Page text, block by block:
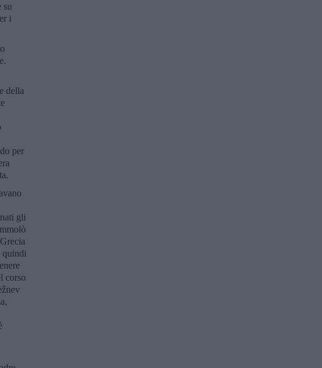
su
i
della
per
gli
quindi
corso